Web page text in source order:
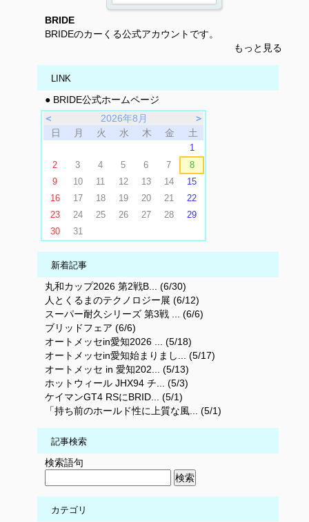
BRIDE
BRIDEのカーくる公式アカウントです。
もっと見る
LINK
● BRIDE公式ホームページ
＜
2026年8月
＞
日
月 火 水 木 金 土
1
2
3 4 5 6 7
8
9
10 11 12 13 14
15
16
17 18 19 20 21
22
23
24 25 26 27 28
29
30
31
新着記事
丸和カップ2026 第2戦B... (6/30)
人とくるまのテクノロジー展 (6/12)
スーパー耐久シリーズ 第3戦 ... (6/6)
ブリッドフェア (6/6)
オートメッセin愛知2026 ... (5/18)
オートメッセin愛知始まりまし... (5/17)
オートメッセ in 愛知202... (5/13)
ホットウィール JHX94 チ... (5/3)
ケイマンGT4 RSにBRID... (5/1)
「持ち前のホールド性に上質な風... (5/1)
記事検索
検索語句
カテゴリ